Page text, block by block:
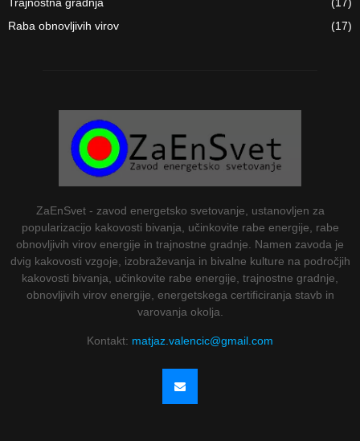
Raba obnovljivih virov
(17)
ZaEnSvet - zavod energetsko svetovanje, ustanovljen za
popularizacijo kakovosti bivanja, učinkovite rabe energije, rabe
obnovljivih virov energije in trajnostne gradnje. Namen zavoda je
dvig kakovosti vzgoje, izobraževanja in bivalne kulture na področjih
kakovosti bivanja, učinkovite rabe energije, trajnostne gradnje,
obnovljivih virov energije, energetskega certificiranja stavb in
varovanja okolja.
Kontakt: matjaz.valencic@gmail.com